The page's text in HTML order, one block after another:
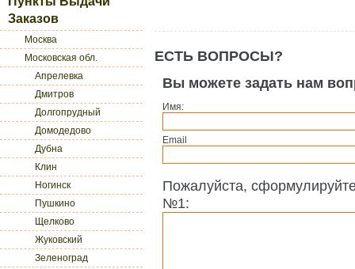
Заказов
Москва
Московская обл.
Апрелевка
Дмитров
Долгопрудный
Домодедово
Дубна
Клин
Ногинск
Пушкино
Щелково
Жуковский
Зеленоград
ЕСТЬ ВОПРОСЫ?
Вы можете задать нам
Имя:
Email
Пожалуйста,
№1: